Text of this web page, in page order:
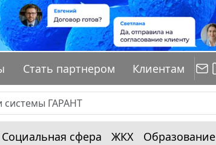
Стать партнером Клиентам
Социальная сфера ЖКХ Образование